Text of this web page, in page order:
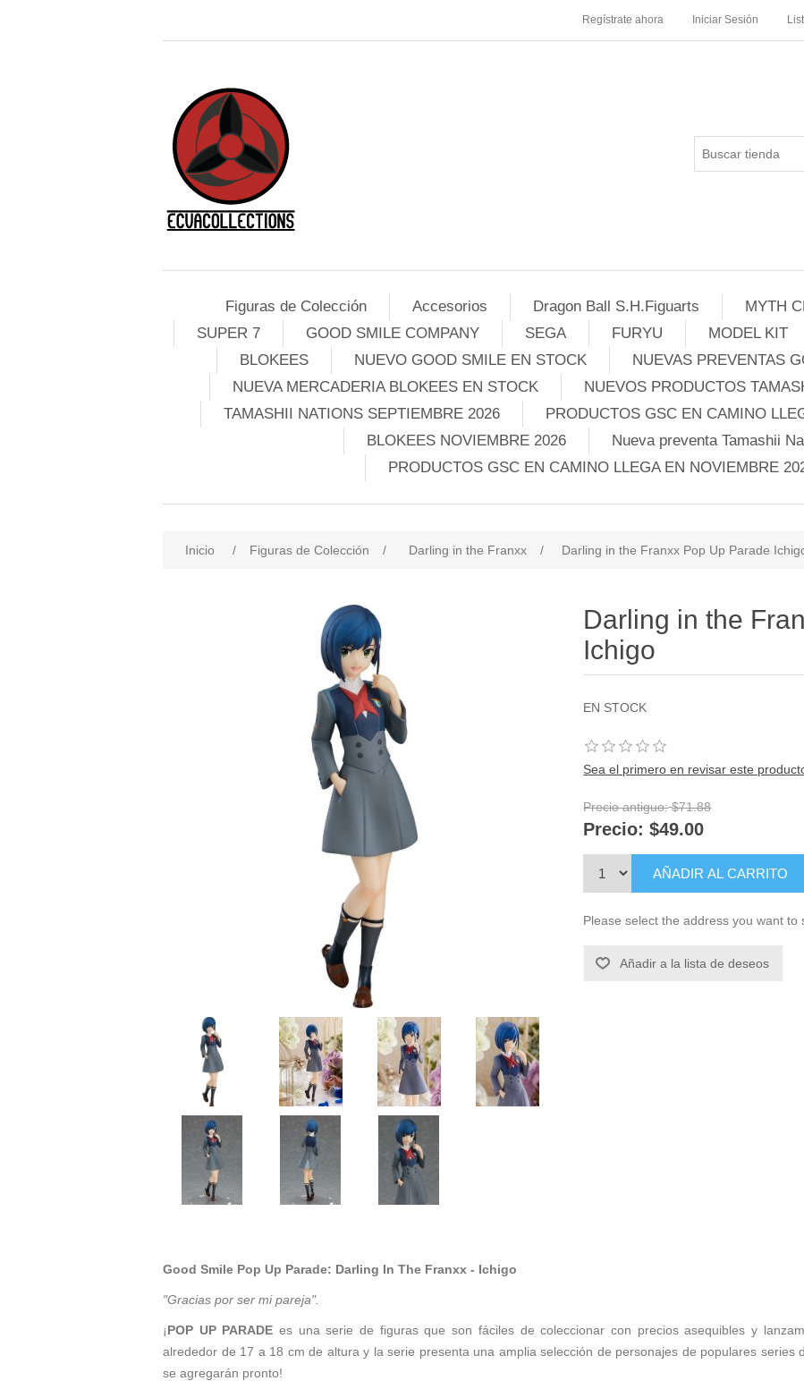
Regístrate ahora Iniciar Sesión
Figuras de Colección Accesorios Dragon Ball S.H.Figuarts
MYTH
SUPER 7
GOOD SMILE COMPANY SEGA FURYU MODEL KIT
BLOKEES
NUEVO GOOD SMILE EN STOCK
NUEVAS PREVENTAS
NUEVA MERCADERIA BLOKEES EN STOCK
NUEVOS PRODUCTOS
TAMASHII NATIONS SEPTIEMBRE 2026
PRODUCTOS GSC EN CAMINO
BLOKEES NOVIEMBRE 2026
Nueva preventa Tamashii
PRODUCTOS GSC EN CAMINO LLEGA EN NOVIEMBRE
Inicio / Figuras de Colección / Darling in the Franxx / Darling in the Franxx Pop Up Parade
Darling in the
Ichigo
EN STOCK
Sea el primero en revisar este
Precio antiguo: $71.88
Precio: $49.00
AÑADIR AL CARRITO
Please select the address you want to
Añadir a la lista de deseos
Good Smile Pop Up Parade: Darling In The Franxx - Ichigo
"Gracias por ser mi pareja".
¡POP UP PARADE es una serie de figuras que son fáciles de coleccionar con precios asequibles y
alrededor de 17 a 18 cm de altura y la serie presenta una amplia selección de personajes de populares series
se agregarán pronto!